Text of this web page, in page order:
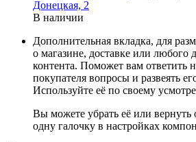
Донецкая, 2
В наличии
Дополнительная вкладка, для
о магазине, доставке или любого
контента. Поможет вам ответить
покупателя вопросы и развеять
Используйте её по своему
Вы можете убрать её или вернуть
одну галочку в настройках